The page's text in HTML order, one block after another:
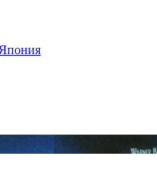
Япония